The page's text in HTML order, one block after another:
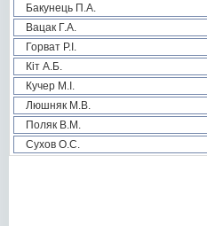
Бакунець П.А.
Вацак Г.А.
Горват Р.І.
Кіт А.Б.
Кучер М.І.
Люшняк М.В.
Поляк В.М.
Сухов О.С.